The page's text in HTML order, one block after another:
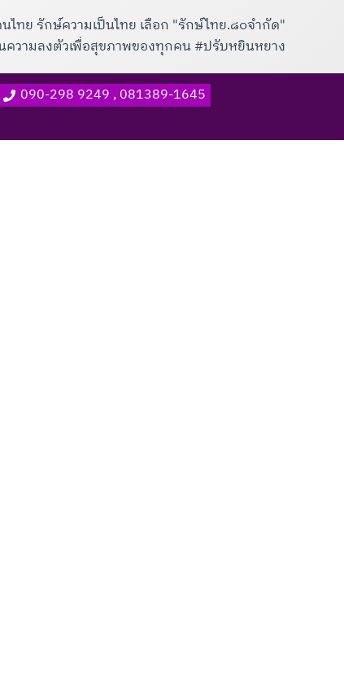
ไทย รักษ์ความเป็นไทย เลือก "รักษ์ไทย.๘๐จำกัด"
ความลงตัวเพื่อสุขภาพของทุกคน #ปรับหยินหยาง
090-298 9249 , 081389-1645